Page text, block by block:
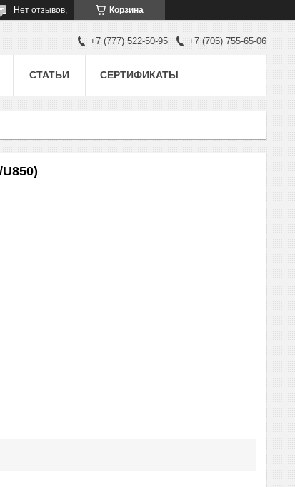
Корзина
Нет отзывов,
+7 (777) 522-50-95 +7 (705) 755-65-06
СТАТЬИ СЕРТИФИКАТЫ